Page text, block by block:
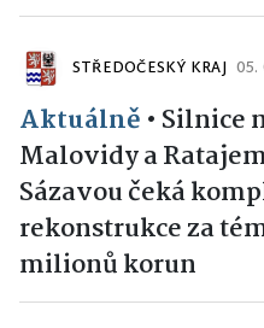
STŘEDOČESKÝ KRAJ 05.
Aktuálně • Silnice
Malovidy a
Sázavou čeká
rekonstrukce za
milionů korun